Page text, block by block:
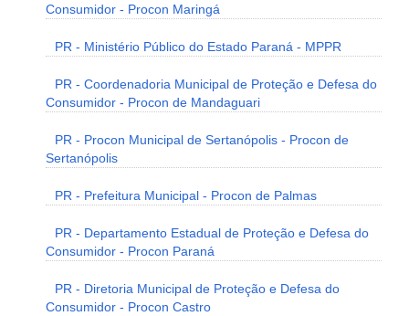
Consumidor - Procon Maringá
PR - Ministério Público do Estado Paraná - MPPR
PR - Coordenadoria Municipal de Proteção e Defesa do
Consumidor - Procon de Mandaguari
PR - Procon Municipal de Sertanópolis - Procon de
Sertanópolis
PR - Prefeitura Municipal - Procon de Palmas
PR - Departamento Estadual de Proteção e Defesa do
Consumidor - Procon Paraná
PR - Diretoria Municipal de Proteção e Defesa do
Consumidor - Procon Castro